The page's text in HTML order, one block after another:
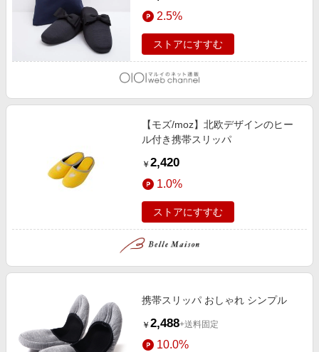
2.5%
ストアにすすむ
【モズ/moz】北欧デザインのヒー
ル付き携帯スリッパ
￥ 2,420
1.0%
ストアにすすむ
携帯スリッパ おしゃれ シンプル
￥ 2,488+送料固定
10.0%